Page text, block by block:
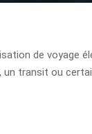
de voyage
transit ou